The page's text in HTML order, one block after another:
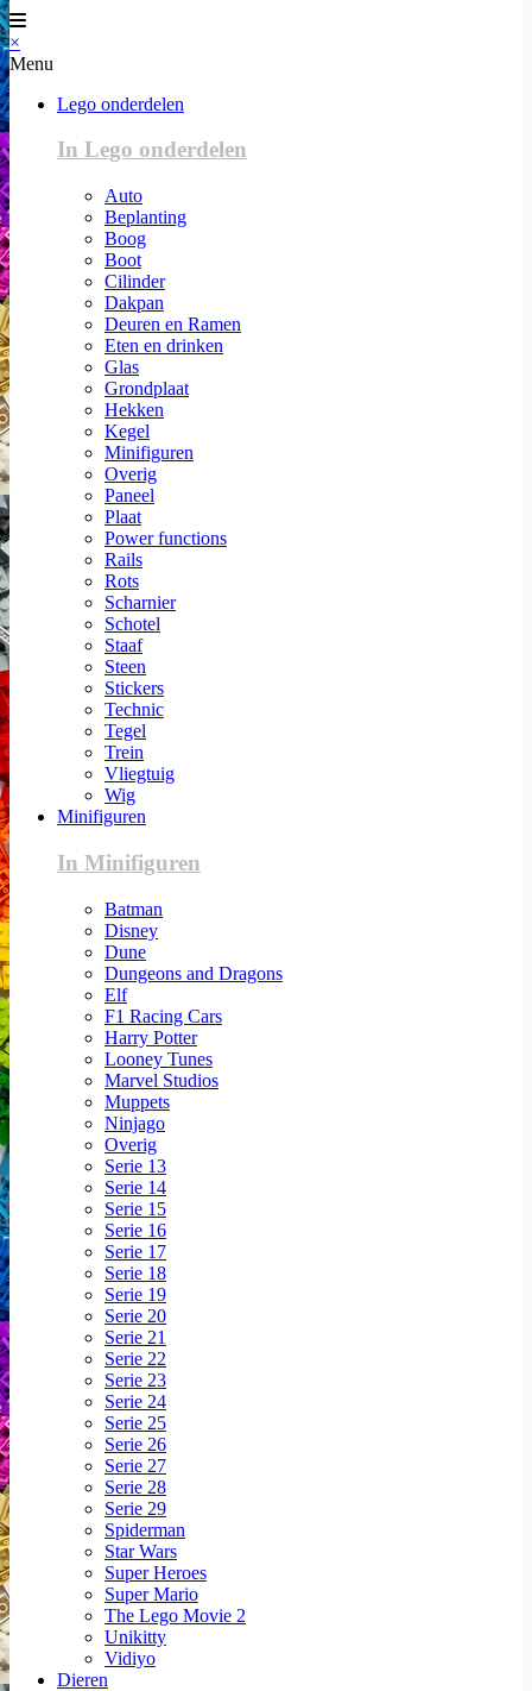
×
Menu
Lego onderdelen
In Lego onderdelen
Auto
Beplanting
Boog
Boot
Cilinder
Dakpan
Deuren en Ramen
Eten en drinken
Glas
Grondplaat
Hekken
Kegel
Minifiguren
Overig
Paneel
Plaat
Power functions
Rails
Rots
Scharnier
Schotel
Staaf
Steen
Stickers
Technic
Tegel
Trein
Vliegtuig
Wig
Minifiguren
In Minifiguren
Batman
Disney
Dune
Dungeons and Dragons
Elf
F1 Racing Cars
Harry Potter
Looney Tunes
Marvel Studios
Muppets
Ninjago
Overig
Serie 13
Serie 14
Serie 15
Serie 16
Serie 17
Serie 18
Serie 19
Serie 20
Serie 21
Serie 22
Serie 23
Serie 24
Serie 25
Serie 26
Serie 27
Serie 28
Serie 29
Spiderman
Star Wars
Super Heroes
Super Mario
The Lego Movie 2
Unikitty
Vidiyo
Dieren